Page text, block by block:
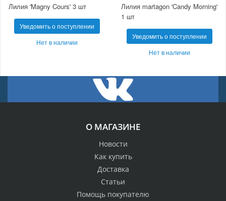
Лилия 'Magny Cours' 3 шт
Уведомить о поступлении
Нет в наличии
Лилия martagon 'Candy Morning'
1 шт
Уведомить о поступлении
Нет в наличии
О МАГАЗИНЕ
Новости
Как купить
Доставка
Статьи
Помощь покупателю